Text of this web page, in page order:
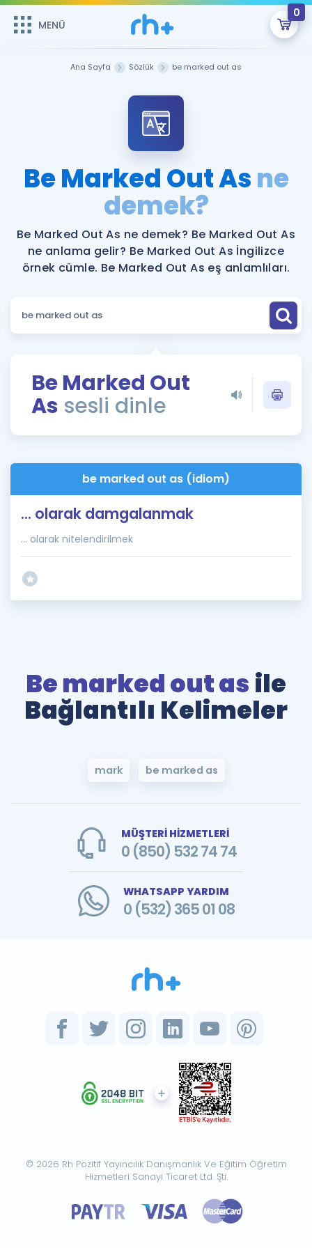
MENÜ
0
Şifremi Hatırlamıyorum
Sepetin Şu An Boş.
Remzi Hoca ile seni sınava hazırlayacak onlarca eğitim seni
bekliyor!
MENÜ
Katılımcı Görüşleri
Faydalı Araçlar
Ücretsiz Kaynaklar
ÖSYM Sınav Takvimi
Kampanyalar
İngilizce Gramer
Blog
İngilizce Gramer
Ana Sayfa Sözlük be marked out as
Be Marked Out Asne
demek?
Be Marked Out As ne demek? Be Marked Out As
ne anlama gelir? Be Marked Out As İngilizce
örnek cümle. Be Marked Out As eş anlamlıları.
Be Marked Out
As sesli dinle
be marked out as (idiom)
... olarak damgalanmak
... olarak nitelendirilmek
Be marked out as ile
Bağlantılı Kelimeler
mark be marked as
MÜŞTERİ HİZMETLERİ
0 (850) 532 74 74
WHATSAPP YARDIM
0 (532) 365 01 08
© 2026 Rh Pozitif Yayıncılık Danışmanlık Ve Eğitim Öğretim
Hizmetleri Sanayi Ticaret Ltd. Şti.